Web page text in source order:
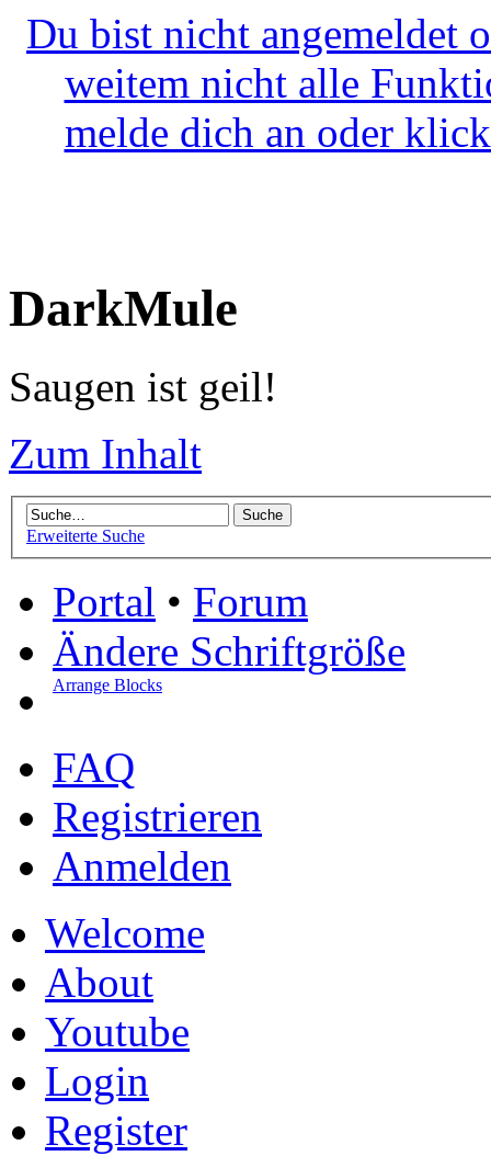
Du bist nicht angemeldet
weitem nicht alle
melde dich an oder
DarkMule
Saugen ist geil!
Zum Inhalt
Erweiterte Suche
Portal • Forum
Ändere Schriftgröße
Arrange Blocks
FAQ
Registrieren
Anmelden
Welcome
About
Youtube
Login
Register